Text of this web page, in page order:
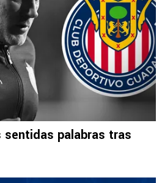
sentidas palabras tras